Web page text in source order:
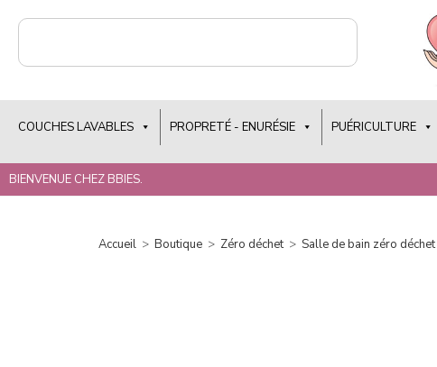
COUCHES LAVABLES PROPRETÉ - ENURÉSIE PUÉRICULTURE
BIENVENUE CHEZ BBIES.
Accueil > Boutique > Zéro déchet > Salle de bain zéro déchet